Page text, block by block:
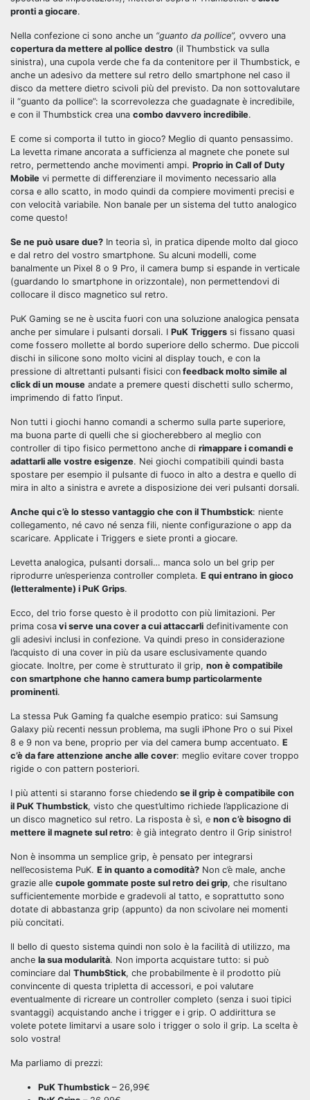
pronti a giocare.
Nella confezione ci sono anche un “guanto da pollice”, ovvero una
copertura da mettere al pollice destro (il Thumbstick va sulla
sinistra), una cupola verde che fa da contenitore per il Thumbstick, e
anche un adesivo da mettere sul retro dello smartphone nel caso il
disco da mettere dietro scivoli più del previsto. Da non sottovalutare
il “guanto da pollice”: la scorrevolezza che guadagnate è incredibile,
e con il Thumbstick crea una combo davvero incredibile.
E come si comporta il tutto in gioco? Meglio di quanto pensassimo.
La levetta rimane ancorata a sufficienza al magnete che ponete sul
retro, permettendo anche movimenti ampi. Proprio in Call of Duty
Mobile vi permette di differenziare il movimento necessario alla
corsa e allo scatto, in modo quindi da compiere movimenti precisi e
con velocità variabile. Non banale per un sistema del tutto analogico
come questo!
Se ne può usare due? In teoria sì, in pratica dipende molto dal gioco
e dal retro del vostro smartphone. Su alcuni modelli, come
banalmente un Pixel 8 o 9 Pro, il camera bump si espande in verticale
(guardando lo smartphone in orizzontale), non permettendovi di
collocare il disco magnetico sul retro.
PuK Gaming se ne è uscita fuori con una soluzione analogica pensata
anche per simulare i pulsanti dorsali. I PuK Triggers si fissano quasi
come fossero mollette al bordo superiore dello schermo. Due piccoli
dischi in silicone sono molto vicini al display touch, e con la
pressione di altrettanti pulsanti fisici con feedback molto simile al
click di un mouse andate a premere questi dischetti sullo schermo,
imprimendo di fatto l’input.
Non tutti i giochi hanno comandi a schermo sulla parte superiore,
ma buona parte di quelli che si giocherebbero al meglio con
controller di tipo fisico permettono anche di rimappare i comandi e
adattarli alle vostre esigenze. Nei giochi compatibili quindi basta
spostare per esempio il pulsante di fuoco in alto a destra e quello di
mira in alto a sinistra e avrete a disposizione dei veri pulsanti dorsali.
Anche qui c’è lo stesso vantaggio che con il Thumbstick: niente
collegamento, né cavo né senza fili, niente configurazione o app da
scaricare. Applicate i Triggers e siete pronti a giocare.
Levetta analogica, pulsanti dorsali… manca solo un bel grip per
riprodurre un’esperienza controller completa. E qui entrano in gioco
(letteralmente) i PuK Grips.
Ecco, del trio forse questo è il prodotto con più limitazioni. Per
prima cosa vi serve una cover a cui attaccarli definitivamente con
gli adesivi inclusi in confezione. Va quindi preso in considerazione
l’acquisto di una cover in più da usare esclusivamente quando
giocate. Inoltre, per come è strutturato il grip, non è compatibile
con smartphone che hanno camera bump particolarmente
prominenti.
La stessa Puk Gaming fa qualche esempio pratico: sui Samsung
Galaxy più recenti nessun problema, ma sugli iPhone Pro o sui Pixel
8 e 9 non va bene, proprio per via del camera bump accentuato. E
c’è da fare attenzione anche alle cover: meglio evitare cover troppo
rigide o con pattern posteriori.
I più attenti si staranno forse chiedendo se il grip è compatibile con
il PuK Thumbstick, visto che quest’ultimo richiede l’applicazione di
un disco magnetico sul retro. La risposta è sì, e non c’è bisogno di
mettere il magnete sul retro: è già integrato dentro il Grip sinistro!
Non è insomma un semplice grip, è pensato per integrarsi
nell’ecosistema PuK. E in quanto a comodità? Non c’è male, anche
grazie alle cupole gommate poste sul retro dei grip, che risultano
sufficientemente morbide e gradevoli al tatto, e soprattutto sono
dotate di abbastanza grip (appunto) da non scivolare nei momenti
più concitati.
Il bello di questo sistema quindi non solo è la facilità di utilizzo, ma
anche la sua modularità. Non importa acquistare tutto: si può
cominciare dal ThumbStick, che probabilmente è il prodotto più
convincente di questa tripletta di accessori, e poi valutare
eventualmente di ricreare un controller completo (senza i suoi tipici
svantaggi) acquistando anche i trigger e i grip. O addirittura se
volete potete limitarvi a usare solo i trigger o solo il grip. La scelta è
solo vostra!
Ma parliamo di prezzi:
PuK Thumbstick– 26,99€